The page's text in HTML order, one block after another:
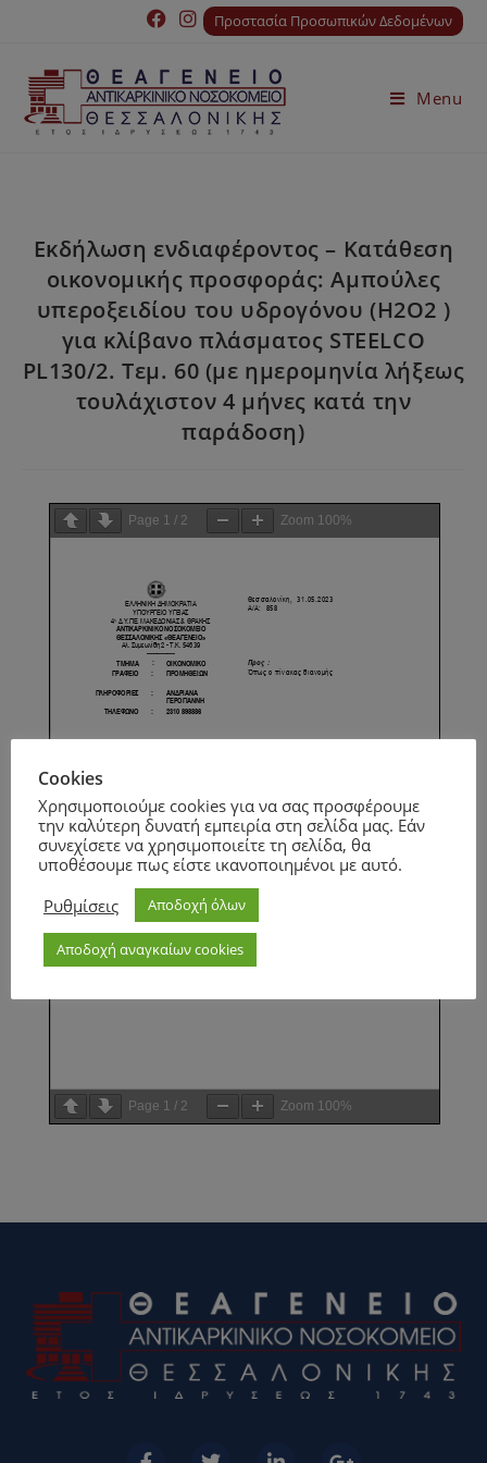
Προστασία Προσωπικών Δεδομένων
Menu
Εκδήλωση ενδιαφέροντος – Κατάθεση
οικονομικής προσφοράς: Αμπούλες
υπεροξειδίου του υδρογόνου (Η2Ο2 )
για κλίβανο πλάσματος STEELCO
PL130/2. Τεμ. 60 (με ημερομηνία λήξεως
τουλάχιστον 4 μήνες κατά την
παράδοση)
Page 1 / 2 Zoom 100%
Page 1 / 2 Zoom 100%
Cookies
Χρησιμοποιούμε cookies για να σας προσφέρουμε
την καλύτερη δυνατή εμπειρία στη σελίδα μας. Εάν
συνεχίσετε να χρησιμοποιείτε τη σελίδα, θα
υποθέσουμε πως είστε ικανοποιημένοι με αυτό.
Ρυθμίσεις
Αποδοχή όλων
Αποδοχή αναγκαίων cookies